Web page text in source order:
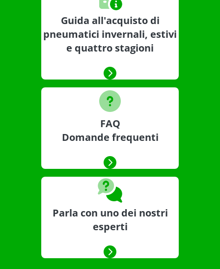
Guida all'acquisto di
pneumatici invernali, estivi
e quattro stagioni
FAQ
Domande frequenti
Parla con uno dei nostri
esperti